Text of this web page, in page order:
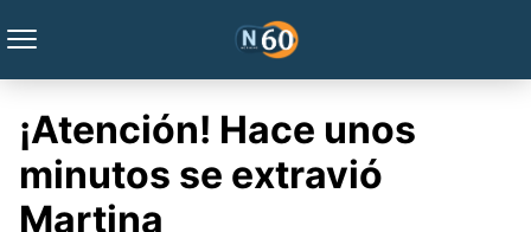
¡Atención! Hace unos
minutos se extravió
Martina